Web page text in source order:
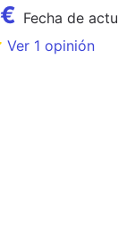
€ Fecha de
Ver 1 opinión